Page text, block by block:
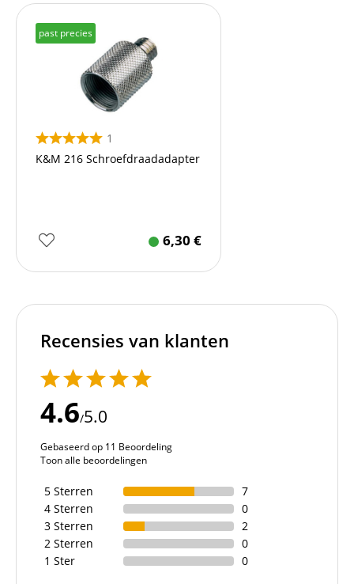
past precies
1
K&M 216 Schroefdraadadapter
6,30 €
Recensies van klanten
4.6/5.0
Gebaseerd op 11 Beoordeling
Toon alle beoordelingen
5 Sterren
7
4 Sterren
0
3 Sterren
2
2 Sterren
0
1 Ster
0